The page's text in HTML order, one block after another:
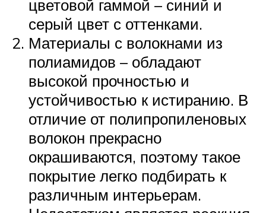
цветовой гаммой – синий и
серый цвет с оттенками.
Материалы с волокнами из
полиамидов – обладают
высокой прочностью и
устойчивостью к истиранию. В
отличие от полипропиленовых
волокон прекрасно
окрашиваются, поэтому такое
покрытие легко подбирать к
различным интерьерам.